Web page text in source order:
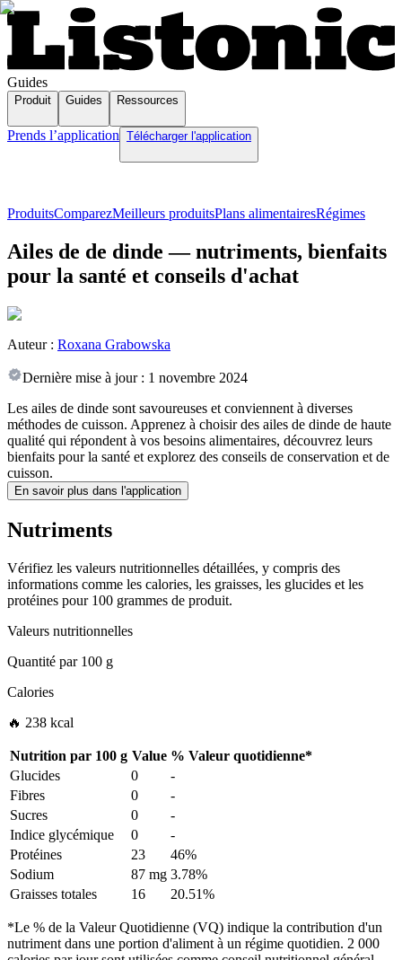
Guides
Produit Guides Ressources
Prends l’application Télécharger l'application
ProduitsComparezMeilleurs produitsPlans alimentairesRégimes
Ailes de de dinde — nutriments, bienfaits
pour la santé et conseils d'achat
Auteur : Roxana Grabowska
Dernière mise à jour : 1 novembre 2024
Les ailes de dinde sont savoureuses et conviennent à diverses
méthodes de cuisson. Apprenez à choisir des ailes de dinde de haute
qualité qui répondent à vos besoins alimentaires, découvrez leurs
bienfaits pour la santé et explorez des conseils de conservation et de
cuisson.
En savoir plus dans l'application
Nutriments
Vérifiez les valeurs nutritionnelles détaillées, y compris des
informations comme les calories, les graisses, les glucides et les
protéines pour 100 grammes de produit.
Valeurs nutritionnelles
Quantité par100 g
Calories
🔥 238 kcal
Nutrition par 100 g Value % Valeur quotidienne*
Glucides
0
-
Fibres
0
-
Sucres
0
-
Indice glycémique
0
-
Protéines
23
46%
Sodium
87 mg 3.78%
Graisses totales
16 20.51%
*Le % de la Valeur Quotidienne (VQ) indique la contribution d'un
nutriment dans une portion d'aliment à un régime quotidien. 2 000